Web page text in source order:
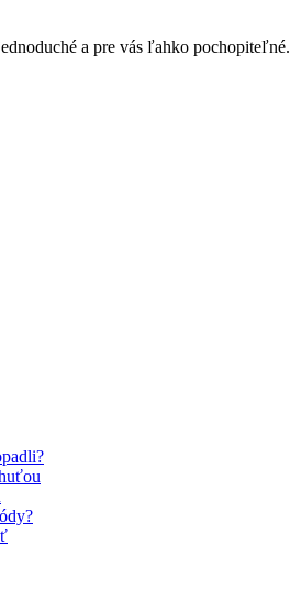
a pre vás ľahko pochopiteľné.